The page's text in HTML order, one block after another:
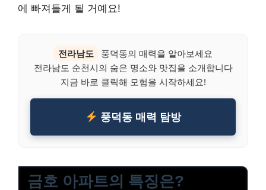
에 빠져들게 될 거예요!
전라남도
풍덕동의 매력을 알아보세요
전라남도 순천시의 숨은 명소와 맛집을 소개합니다
지금 바로 클릭해 모험을 시작하세요!
풍덕동 매력 탐방
금호 아파트의 특징은?